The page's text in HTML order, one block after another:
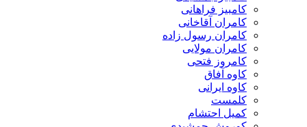
کامبیز فراهانی
کامران آقاخانی
کامران رسول زاده
کامران مولایی
کامروز فتحی
کاوه آفاق
کاوه ایرانی
کلمست
کمیل احتشام